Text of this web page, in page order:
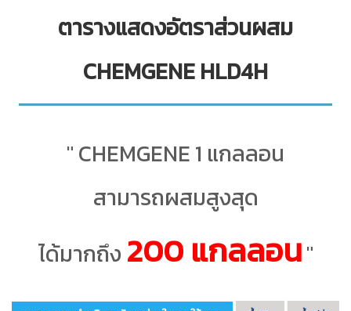
ตารางแสดงอัตราส่วนผสม
CHEMGENE HLD4H
" CHEMGENE 1 แกลลอน
สามารถผสมสูงสุด
ได้มากถึง 200 แกลลอน"